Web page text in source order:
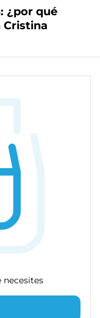
¿por qué
Cristina
necesites